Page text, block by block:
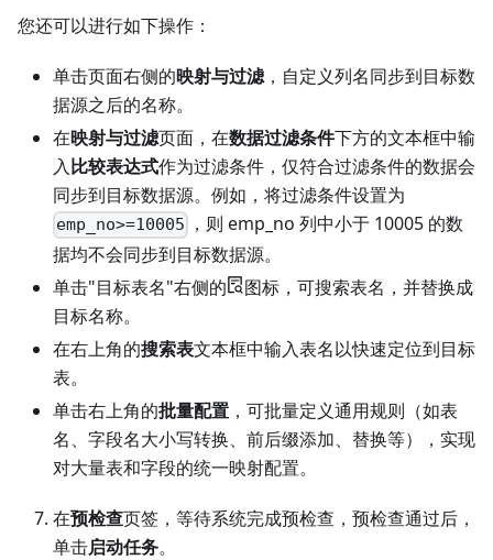
您还可以进行如下操作：
单击页面右侧的映射与过滤，自定义列名同步到目标数
据源之后的名称。
在映射与过滤页面，在数据过滤条件下方的文本框中输
入比较表达式作为过滤条件，仅符合过滤条件的数据会
同步到目标数据源。例如，将过滤条件设置为
emp_no>=10005
，则 emp_no 列中小于 10005 的数
据均不会同步到目标数据源。
单击"目标表名"右侧的
图标，可搜索表名，并替换成
目标名称。
在右上角的搜索表文本框中输入表名以快速定位到目标
表。
单击右上角的批量配置 ，可批量定义通用规则（如表
名、字段名大小写转换、前后缀添加、替换等），实现
对大量表和字段的统一映射配置。
在预检查页签，等待系统完成预检查，预检查通过后，
单击启动任务。